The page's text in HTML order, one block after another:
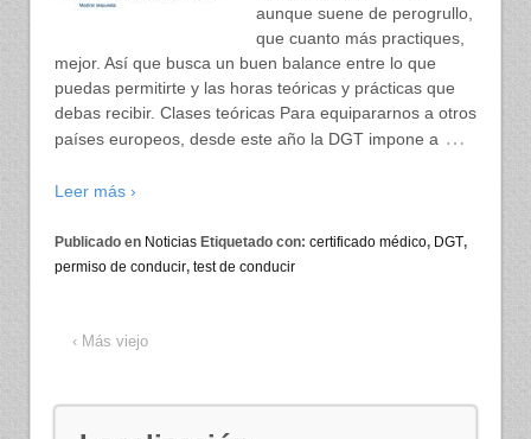
aunque suene de perogrullo,
que cuanto más practiques,
mejor. Así que busca un buen balance entre lo que
puedas permitirte y las horas teóricas y prácticas que
debas recibir. Clases teóricas Para equipararnos a otros
países europeos, desde este año la DGT impone a …
Leer más ›
Publicado en Noticias Etiquetado con: certificado médico, DGT,
permiso de conducir, test de conducir
‹ Más viejo